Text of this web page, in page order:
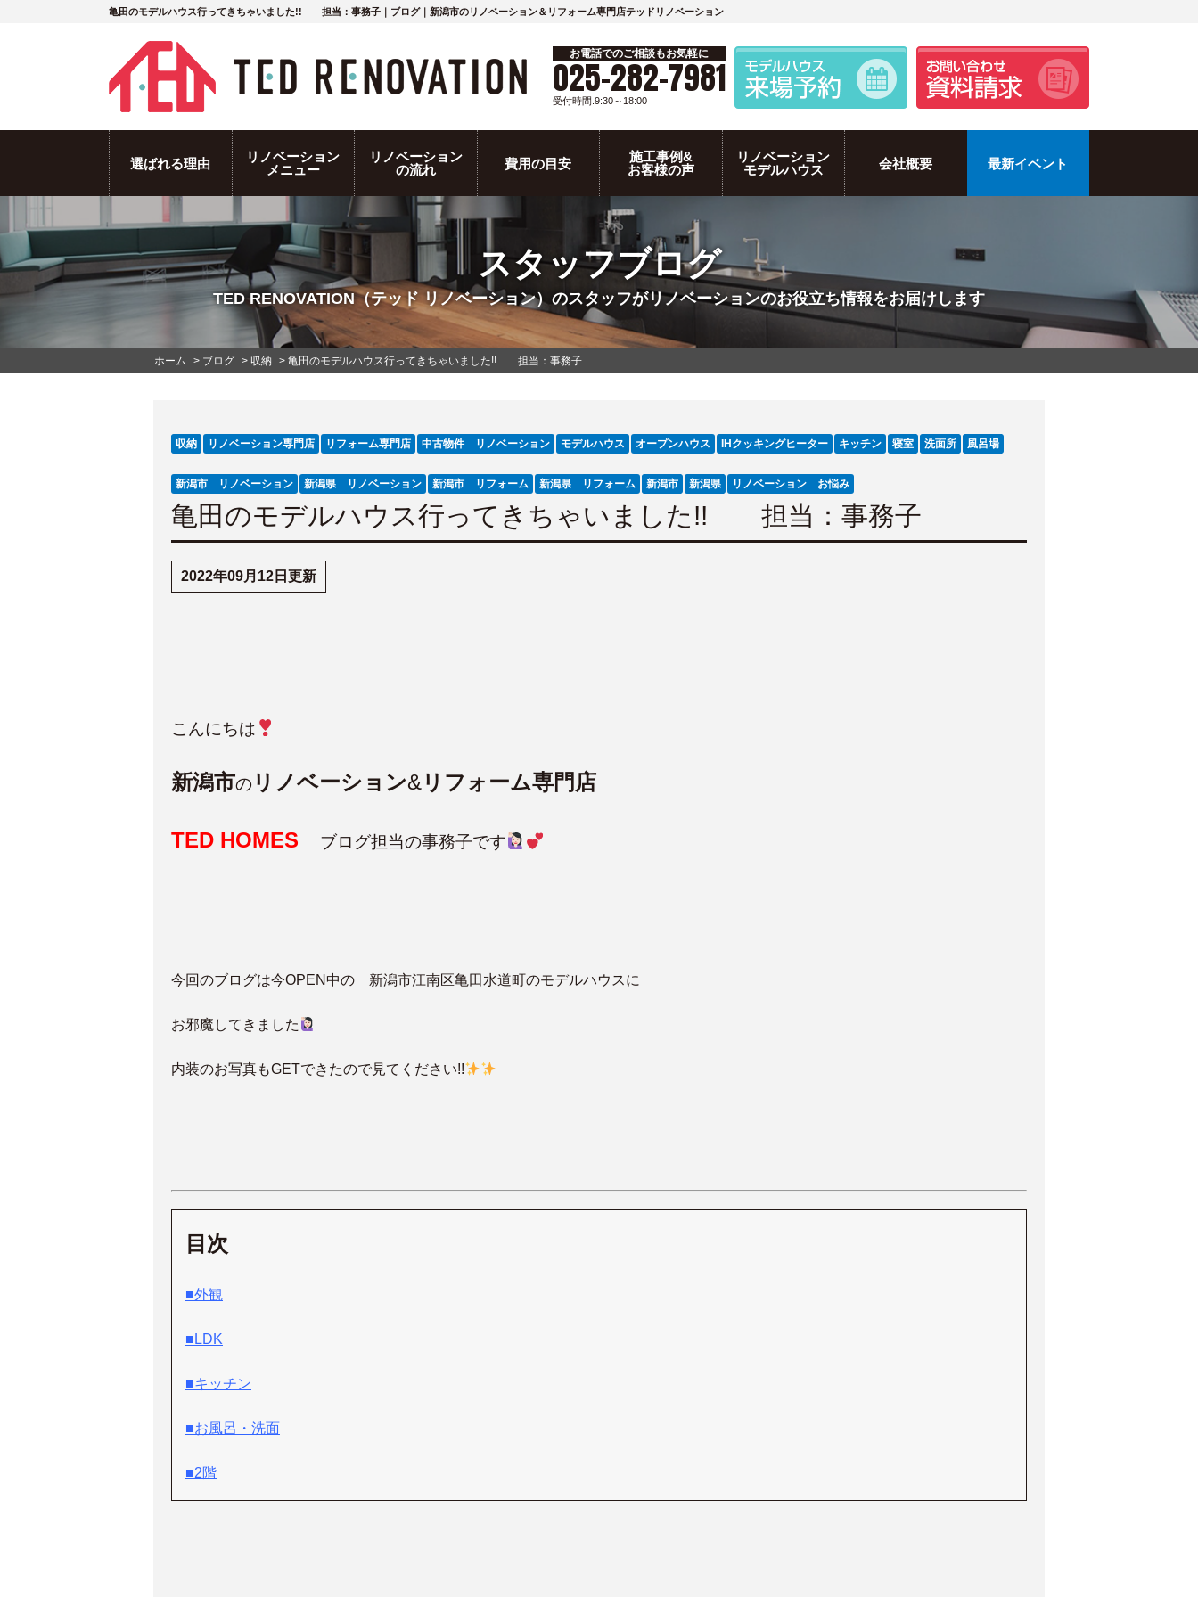
亀田のモデルハウス行ってきちゃいました!! 担当：事務子｜ブログ｜新潟市のリノベーション＆リフォーム専門店テッドリノベーション
お電話でのご相談もお気軽に
025-282-7981
受付時間.9:30～18:00
選ばれる理由
リノベーション
メニュー
リノベーション
の流れ
費用の目安
施工事例&
お客様の声
リノベーション
モデルハウス
会社概要 最新イベント
スタッフブログ
TED RENOVATION（テッド リノベーション）のスタッフがリノベーションのお役立ち情報をお届けします
ホーム > ブログ > 収納 > 亀田のモデルハウス行ってきちゃいました!! 担当：事務子
収納 リノベーション専門店 リフォーム専門店 中古物件 リノベーション モデルハウス オープンハウス IHクッキングヒーター キッチン 寝室 洗面所 風呂場
新潟市 リノベーション 新潟県 リノベーション 新潟市 リフォーム 新潟県 リフォーム 新潟市 新潟県 リノベーション お悩み
亀田のモデルハウス行ってきちゃいました!! 担当：事務子
2022年09月12日更新
こんにちは
新潟市の リノベーション&リフォーム専門店
TED HOMES ブログ担当の事務子です
今回のブログは今OPEN中の 新潟市江南区亀田水道町のモデルハウスに
お邪魔してきました
内装のお写真もGETできたので見てください!!
目次
■外観
■LDK
■キッチン
■お風呂・洗面
■2階